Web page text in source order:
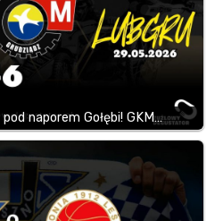
naporem Gołębi! GKM…